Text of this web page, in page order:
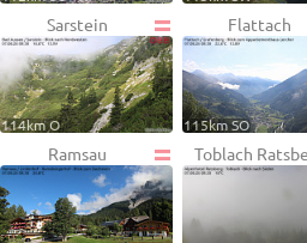
Sarstein
114km O
Flattach
115km SO
Ramsau Toblach